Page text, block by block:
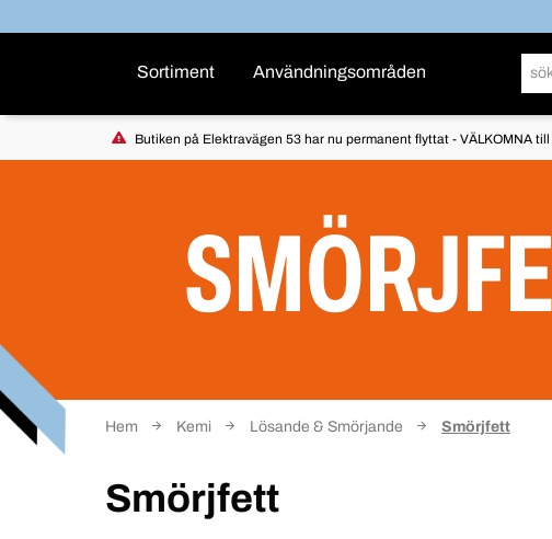
Sortiment Användningsområden
Butiken på Elektravägen 53 har nu permanent flyttat - VÄLKOMNA
Hem Kemi Lösande & Smörjande Smörjfett
Smörjfett